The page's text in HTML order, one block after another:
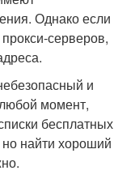
Однако если
серверов,
и
момент,
бесплатных
найти хороший